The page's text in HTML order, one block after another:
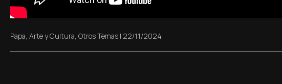
Papa Arte y Cultura Otros Temas | 22/11/2024